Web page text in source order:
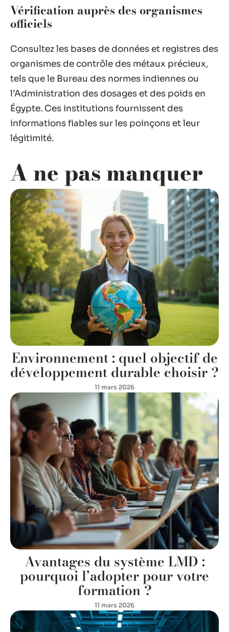
Vérification auprès des organismes
officiels
Consultez les bases de données et registres des
organismes de contrôle des métaux précieux,
tels que le Bureau des normes indiennes ou
l’Administration des dosages et des poids en
Égypte. Ces institutions fournissent des
informations fiables sur les poinçons et leur
légitimité.
A ne pas manquer
Environnement : quel objectif de
développement durable choisir ?
11 mars 2026
Avantages du système LMD :
pourquoi l’adopter pour votre
formation ?
11 mars 2026